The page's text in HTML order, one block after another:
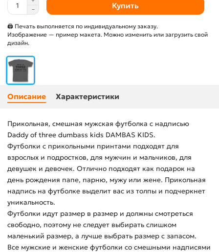
Купить
🖨 Печать выполняется по индивидуальному заказу.
Изображение — пример макета. Можно изменить или загрузить свой
дизайн.
Описание Характеристики
Прикольная, смешная мужская футболка с надписью
Daddy of three dumbass kids DAMBAS KIDS.
Футболки с прикольными принтами подходят для
взрослых и подростков, для мужчин и мальчиков, для
девушек и девочек. Отлично подходят как подарок на
день рождения папе, парню, мужу или жене. Прикольная
надпись на футболке выделит вас из толпы и подчеркнет
уникальность.
Футболки идут размер в размер и должны смотреться
свободно, поэтому не следует выбирать слишком
маленький размер, а лучше выбрать размер с запасом.
Все мужские и женские футболки со смешными надписями